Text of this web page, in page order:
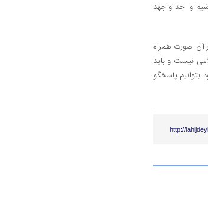
و جد و جهد
آن صورت همراه
نیست و باید
پاسخگو
http://